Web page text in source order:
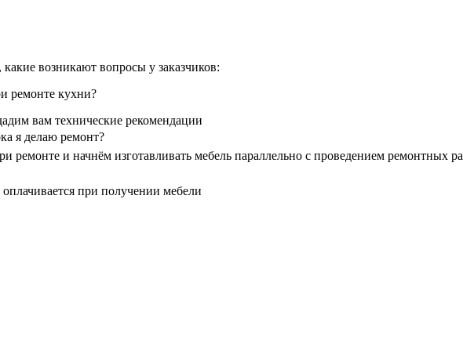
возникают вопросы у заказчиков:
ремонте кухни?
вам технические рекомендации
я делаю ремонт?
ремонте и начнём изготавливать мебель параллельно с проведением ремонтных
при получении мебели